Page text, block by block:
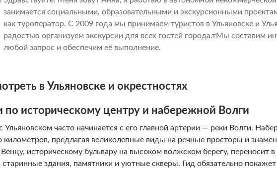
занимается социальными, образовательными и экскурсионными
как туроператор. С 2009 года мы принимаем туристов в Ульяновске и
радостью организуем экскурсии для всех гостей города.тМы составим
любой запрос и обеспечим её выполнение.
в Ульяновске и окрестностях
по историческому центру и набережной Волги
Ульяновском часто начинается с его главной артерии — реки Волги.
километров, предлагая великолепные виды на речные просторы и
Венцу, историческому бульвару на высоком волжском берегу, переносит
старинные здания, памятники и уютные скверы. Гид обязательно